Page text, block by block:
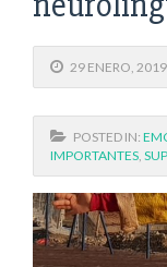
29 ENERO, 2019
POSTED IN:
IMPORTANTES,